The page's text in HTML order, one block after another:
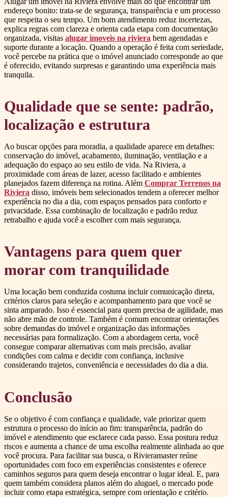
endereço bonito: trata-se de segurança, transparência e um processo
que respeita o seu tempo. Um bom atendimento reduz incertezas,
explica regras com clareza e orienta cada etapa com documentação
organizada, visitas alugar imoveis na riviera bem agendadas e
suporte durante a locação. Quando a operação é feita com seriedade,
você percebe na prática que o imóvel anunciado corresponde ao que
é oferecido, evitando surpresas e garantindo uma experiência mais
tranquila.
Qualidade que se sente: padrão,
localização e estrutura
Ao buscar opções para moradia, a qualidade aparece em detalhes:
conservação do imóvel, acabamento, iluminação, ventilação e a
adequação do espaço ao seu estilo de vida. Na Riviera, a
proximidade com áreas de lazer, acesso facilitado e ambientes
planejados fazem diferença na rotina. Além Comprar Terrenos na
Riviera disso, imóveis bem selecionados tendem a oferecer melhor
experiência no dia a dia, com espaços pensados para conforto e
privacidade. Essa combinação de localização e padrão reduz
retrabalho e ajuda você a escolher com mais segurança.
Vantagens para quem quer
morar com tranquilidade
Uma locação bem conduzida costuma incluir comunicação direta,
critérios claros para seleção e acompanhamento para que você se
sinta amparado. Isso é essencial para quem precisa de agilidade, mas
não abre mão de controle. Também é comum encontrar orientações
sobre demandas do imóvel e organização das informações
necessárias para formalização. Com a abordagem certa, você
consegue comparar alternativas com mais precisão, avaliar
condições com calma e decidir com confiança, inclusive
considerando trajetos, conveniência e necessidades do dia a dia.
Conclusão
Se o objetivo é com confiança e qualidade, vale priorizar quem
estrutura o processo do início ao fim: transparência, padrão do
imóvel e atendimento que esclarece cada passo. Essa postura reduz
riscos e aumenta a chance de uma escolha realmente alinhada ao que
você procura. Para facilitar sua busca, o Rivieramaster reúne
oportunidades com foco em experiências consistentes e oferece
caminhos seguros para quem deseja encontrar o lugar ideal. E, para
quem também considera planos além do aluguel, o mercado pode
incluir como etapa estratégica, sempre com orientação e critério.